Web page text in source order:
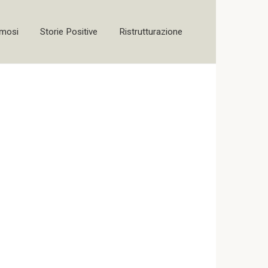
Storie Positive Ristrutturazione